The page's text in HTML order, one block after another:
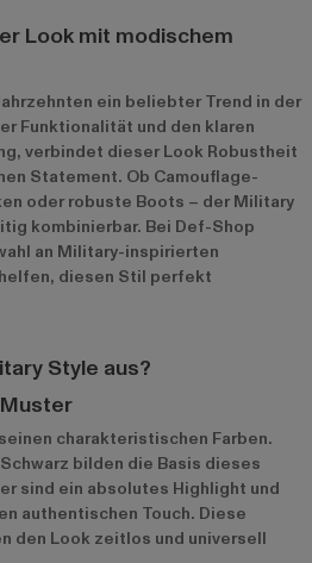
Look mit modischem
ein beliebter Trend in der
Funktionalität und den klaren
verbindet dieser Look Robustheit
Statement. Ob Camouflage-
oder robuste Boots – der Military
kombinierbar. Bei Def-Shop
an Military-inspirierten
diesen Stil perfekt
Style aus?
charakteristischen Farben.
bilden die Basis dieses
sind ein absolutes Highlight und
authentischen Touch. Diese
den Look zeitlos und universell